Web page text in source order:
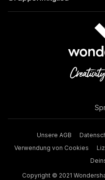
Unsere AGB
Verwendung von Cookies
Copyright © 2021